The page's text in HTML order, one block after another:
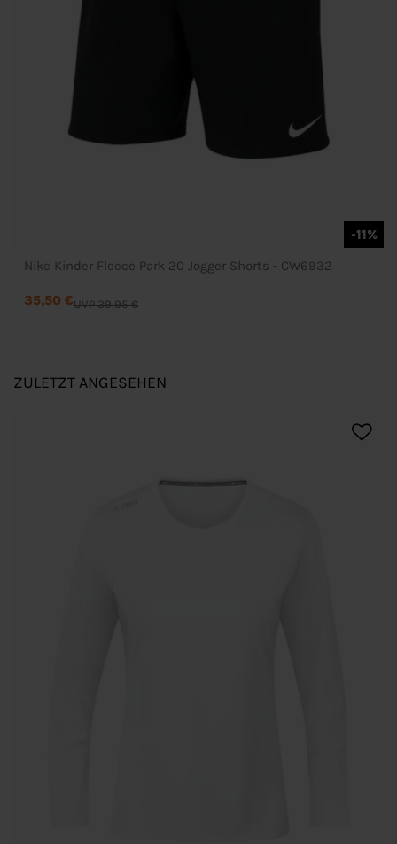
-11%
Nike Kinder Fleece Park 20 Jogger Shorts - CW6932
UVP 39,95 €
35,50 €
ZULETZT ANGESEHEN